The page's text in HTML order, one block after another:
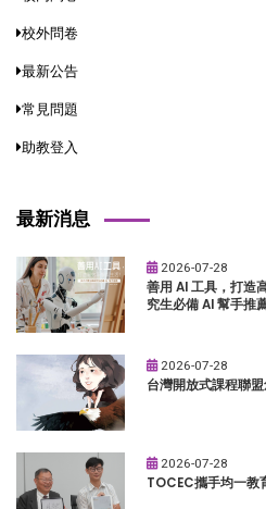
校外問卷
最新公告
常見問題
助教登入
最新消息
2026-07-28
善用 AI 工具，打造
究生必備 AI 幫手
2026-07-28
台灣開放式課程聯
2026-07-28
TOCEC攜手均一教